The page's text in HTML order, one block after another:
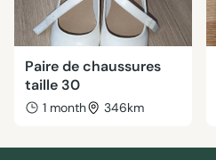
Paire de chaussures
taille 30
1 month 346km